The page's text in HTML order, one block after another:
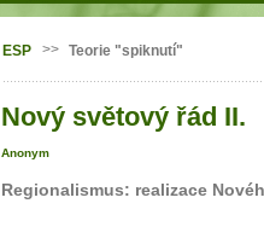
Jste zde
ESP >> Teorie "spiknutí"
Nový světový řád II.
Anonym
Regionalismus: realizace